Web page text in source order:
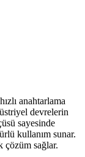
anahtarlama
devrelerin
sayesinde
kullanım sunar.
çözüm sağlar.